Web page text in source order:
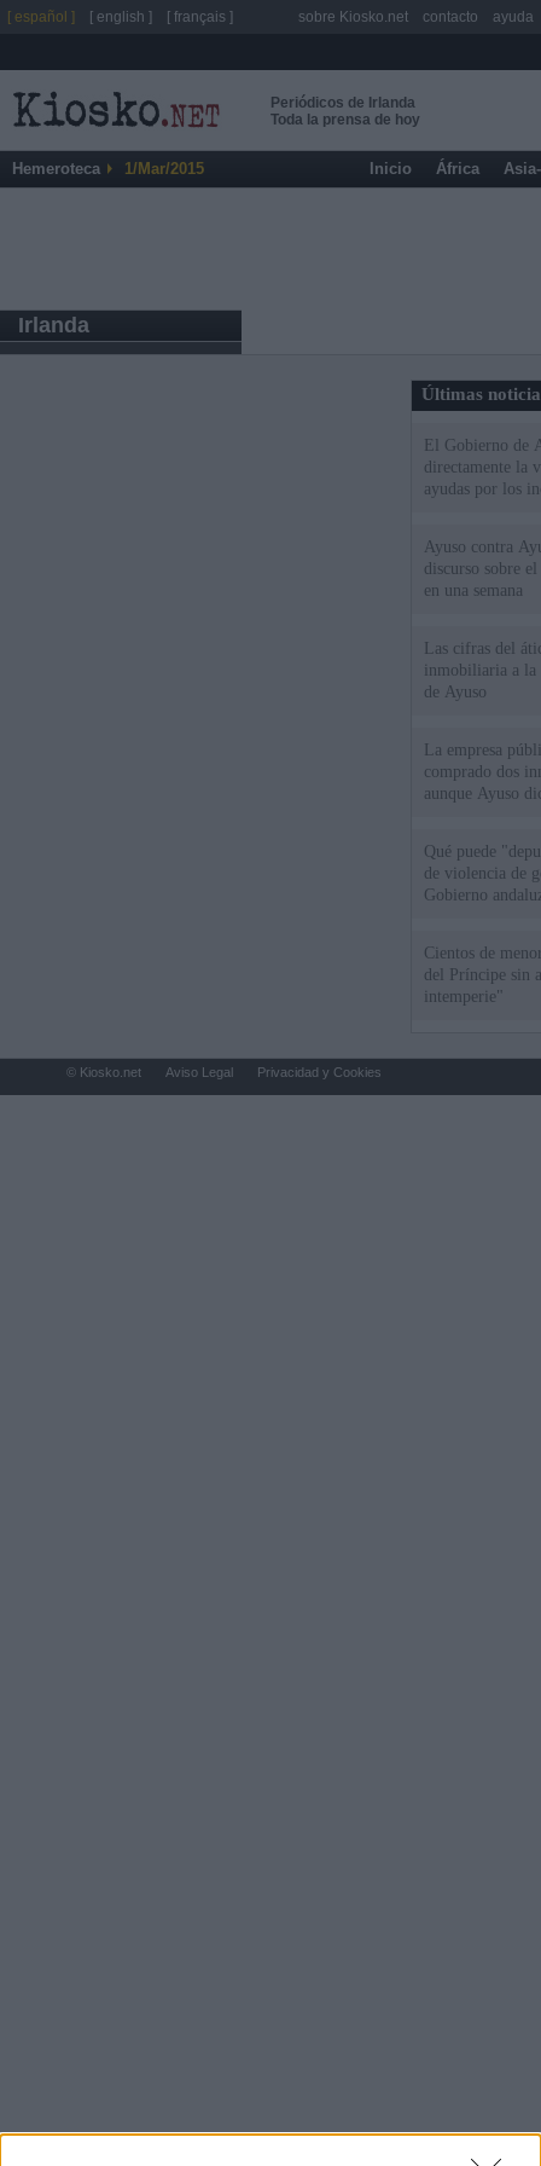
Periódicos de Irlanda
Toda la prensa de hoy
Hemeroteca 1/Mar/2015 Inicio África
Irlanda
Últimas
El Gobierno de
directamente la
ayudas por los
Ayuso contra
discurso sobre
en una semana
Las cifras del
inmobiliaria a la
de Ayuso
La empresa
comprado dos
aunque Ayuso
Qué puede
de violencia de
Gobierno
Cientos de
del Príncipe sin
intemperie"
[ español ] [ english ] [ français ] sobre Kiosko.net contacto ayuda
© Kiosko.net Aviso Legal Privacidad y Cookies